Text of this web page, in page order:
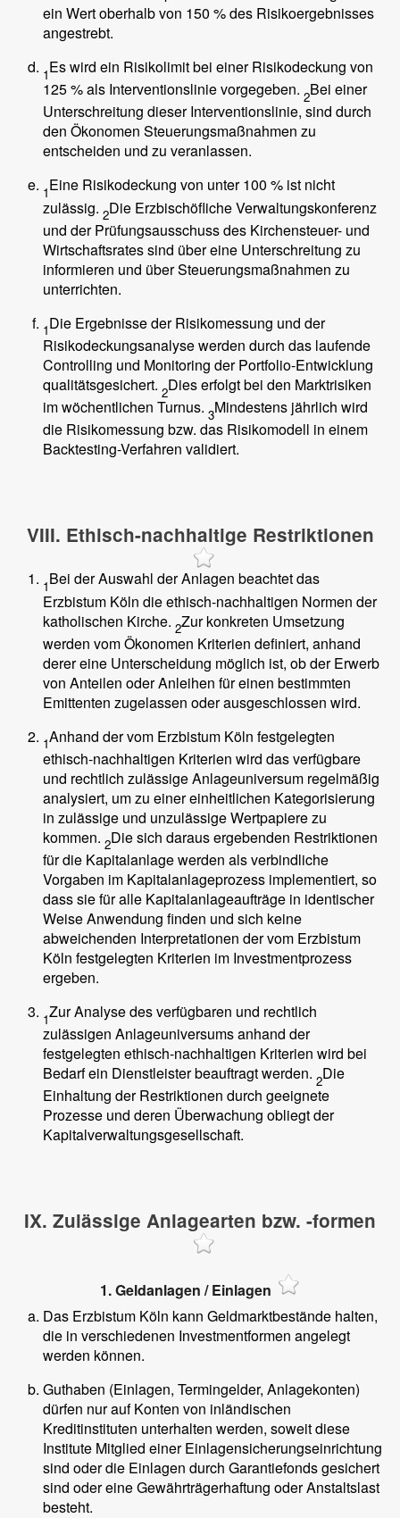
ein Wert oberhalb von 150 % des Risikoergebnisses
angestrebt.
1Es wird ein Risikolimit bei einer Risikodeckung von
125 % als Interventionslinie vorgegeben. 2Bei einer
Unterschreitung dieser Interventionslinie, sind durch
den Ökonomen Steuerungsmaßnahmen zu
entscheiden und zu veranlassen.
1Eine Risikodeckung von unter 100 % ist nicht
zulässig. 2Die Erzbischöfliche Verwaltungskonferenz
und der Prüfungsausschuss des Kirchensteuer- und
Wirtschaftsrates sind über eine Unterschreitung zu
informieren und über Steuerungsmaßnahmen zu
unterrichten.
1Die Ergebnisse der Risikomessung und der
Risikodeckungsanalyse werden durch das laufende
Controlling und Monitoring der Portfolio-Entwicklung
qualitätsgesichert. 2Dies erfolgt bei den Marktrisiken
im wöchentlichen Turnus. 3Mindestens jährlich wird
die Risikomessung bzw. das Risikomodell in einem
Backtesting-Verfahren validiert.
VIII. Ethisch-nachhaltige Restriktionen
1Bei der Auswahl der Anlagen beachtet das
Erzbistum Köln die ethisch-nachhaltigen Normen der
katholischen Kirche. 2Zur konkreten Umsetzung
werden vom Ökonomen Kriterien definiert, anhand
derer eine Unterscheidung möglich ist, ob der Erwerb
von Anteilen oder Anleihen für einen bestimmten
Emittenten zugelassen oder ausgeschlossen wird.
1Anhand der vom Erzbistum Köln festgelegten
ethisch-nachhaltigen Kriterien wird das verfügbare
und rechtlich zulässige Anlageuniversum regelmäßig
analysiert, um zu einer einheitlichen Kategorisierung
in zulässige und unzulässige Wertpapiere zu
kommen. 2Die sich daraus ergebenden Restriktionen
für die Kapitalanlage werden als verbindliche
Vorgaben im Kapitalanlageprozess implementiert, so
dass sie für alle Kapitalanlageaufträge in identischer
Weise Anwendung finden und sich keine
abweichenden Interpretationen der vom Erzbistum
Köln festgelegten Kriterien im Investmentprozess
ergeben.
1Zur Analyse des verfügbaren und rechtlich
zulässigen Anlageuniversums anhand der
festgelegten ethisch-nachhaltigen Kriterien wird bei
Bedarf ein Dienstleister beauftragt werden. 2Die
Einhaltung der Restriktionen durch geeignete
Prozesse und deren Überwachung obliegt der
Kapitalverwaltungsgesellschaft.
IX. Zulässige Anlagearten bzw. -formen
1. Geldanlagen / Einlagen
Das Erzbistum Köln kann Geldmarktbestände halten,
die in verschiedenen Investmentformen angelegt
werden können.
Guthaben (Einlagen, Termingelder, Anlagekonten)
dürfen nur auf Konten von inländischen
Kreditinstituten unterhalten werden, soweit diese
Institute Mitglied einer Einlagensicherungseinrichtung
sind oder die Einlagen durch Garantiefonds gesichert
sind oder eine Gewährträgerhaftung oder Anstaltslast
besteht.